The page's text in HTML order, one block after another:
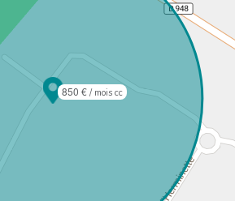
850 € / mois cc